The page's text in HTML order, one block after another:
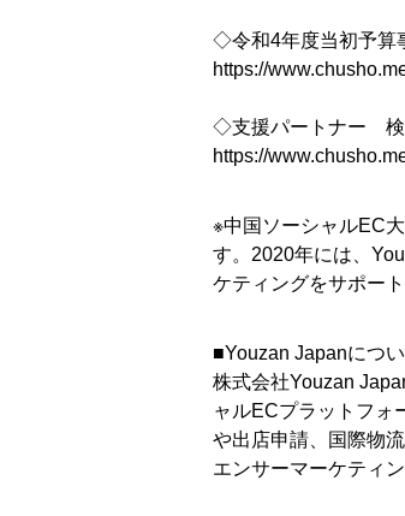
◇令和4年度当初予算
https://
◇支援パートナー 検
https://
※中国ソーシャルEC
す。2020年には、
ケティングをサポー
■Youzan Japanにつ
株式会社Youzan
ャルECプラットフォ
や出店申請、国際物
エンサーマーケティ